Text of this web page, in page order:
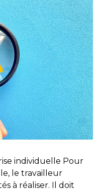
individuelle Pour
le travailleur
à réaliser. Il doit